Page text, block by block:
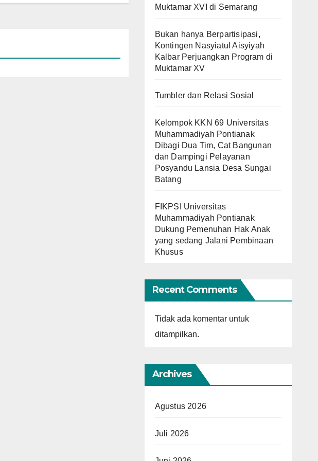
Muktamar XVI di Semarang
Bukan hanya Berpartisipasi,
Kontingen Nasyiatul Aisyiyah
Kalbar Perjuangkan Program di
Muktamar XV
Tumbler dan Relasi Sosial
Kelompok KKN 69 Universitas
Muhammadiyah Pontianak
Dibagi Dua Tim, Cat Bangunan
dan Dampingi Pelayanan
Posyandu Lansia Desa Sungai
Batang
FIKPSI Universitas
Muhammadiyah Pontianak
Dukung Pemenuhan Hak Anak
yang sedang Jalani Pembinaan
Khusus
Recent Comments
Tidak ada komentar untuk
ditampilkan.
Archives
Agustus 2026
Juli 2026